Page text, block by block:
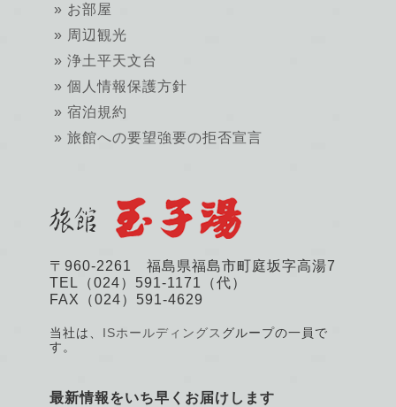
お部屋
周辺観光
浄土平天文台
個人情報保護方針
宿泊規約
旅館への要望強要の拒否宣言
〒960-2261 福島県福島市町庭坂字高湯7
TEL（024）591-1171（代）
FAX（024）591-4629
当社は、 ISホールディングス グループの一員で
す。
最新情報をいち早くお届けします